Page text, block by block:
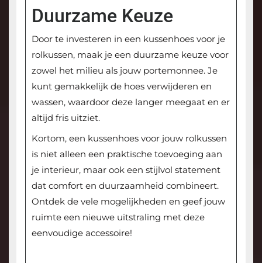
Duurzame Keuze
Door te investeren in een kussenhoes voor je
rolkussen, maak je een duurzame keuze voor
zowel het milieu als jouw portemonnee. Je
kunt gemakkelijk de hoes verwijderen en
wassen, waardoor deze langer meegaat en er
altijd fris uitziet.
Kortom, een kussenhoes voor jouw rolkussen
is niet alleen een praktische toevoeging aan
je interieur, maar ook een stijlvol statement
dat comfort en duurzaamheid combineert.
Ontdek de vele mogelijkheden en geef jouw
ruimte een nieuwe uitstraling met deze
eenvoudige accessoire!